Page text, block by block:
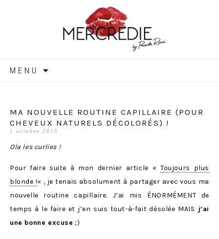
MERCREDIE
MENU
MA NOUVELLE ROUTINE CAPILLAIRE (POUR
CHEVEUX NATURELS DÉCOLORÉS) !
1 octobre 2015
Ola les curlies !
Pour faire suite à mon dernier article «Toujours plus
blonde !« , je tenais absolument à partager avec vous ma
nouvelle routine capillaire. J’ai mis ÉNORMÉMENT de
temps à le faire et j’en suis tout-à-fait désolée MAIS j’ai
une bonne excuse ;)